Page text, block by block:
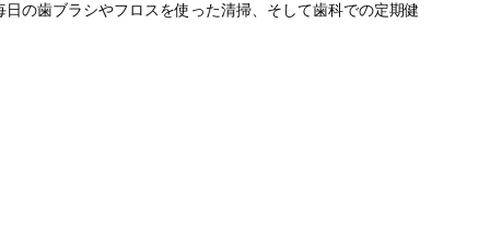
の歯ブラシやフロスを使った清掃、そして歯科での定期健